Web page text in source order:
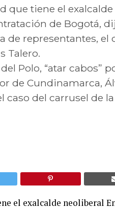
que tiene el
de Bogotá,
de representantes, el
Talero.
Polo, “atar cabos”
de Cundinamarca,
del carrusel de
el exalcalde neoliberal